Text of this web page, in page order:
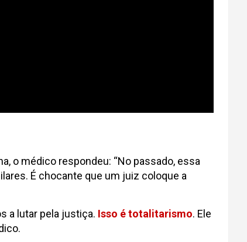
o médico respondeu: “No passado, essa
É chocante que um juiz coloque a
a lutar pela justiça. Isso é totalitarismo. Ele